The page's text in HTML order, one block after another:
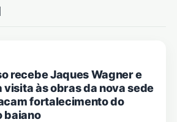
recebe Jaques Wagner e
visita às obras da nova sede
fortalecimento do
baiano